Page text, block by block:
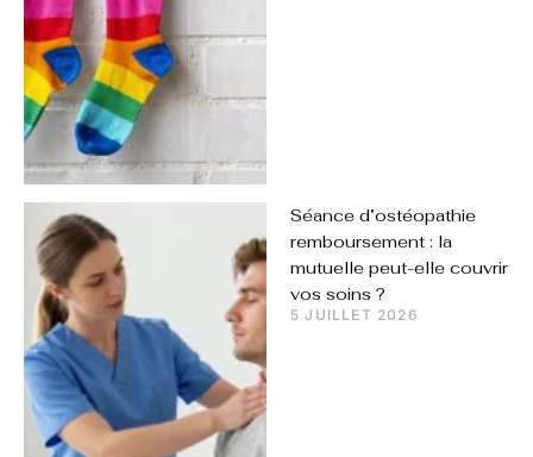
Séance d’ostéopathie
remboursement : la
mutuelle peut-elle couvrir
vos soins ?
5 JUILLET 2026